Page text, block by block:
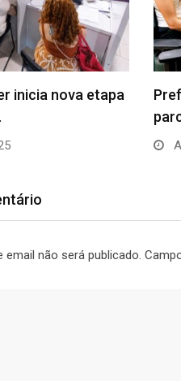
inicia nova etapa
email não será publicado.